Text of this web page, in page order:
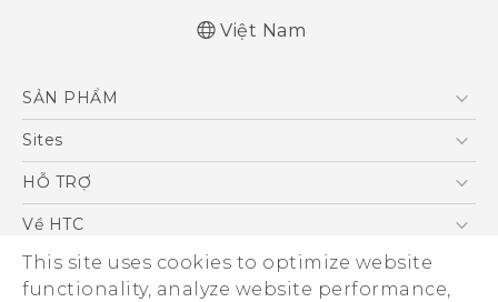
This site uses cookies to optimize website
functionality, analyze website performance,
Việt Nam
SẢN PHẨM
5G
Điện Thoại Thông Minh
VIVE
Sites
HTC Dev
HỖ TRỢ
Trung tâm hỗ trợ
Hỗ trợ bảo hành HTC
Về HTC
ESG
Nhà đầu tư